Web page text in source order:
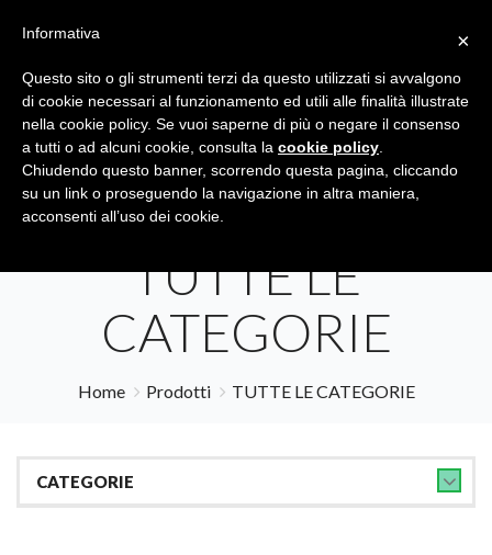
Tutte le categorie Cerca
TUTTE LE
CATEGORIE
Home Prodotti TUTTE LE CATEGORIE
CATEGORIE
×
Informativa
Questo sito o gli strumenti terzi da questo utilizzati si avvalgono
di cookie necessari al funzionamento ed utili alle finalità illustrate
nella cookie policy. Se vuoi saperne di più o negare il consenso
a tutti o ad alcuni cookie, consulta la cookie policy
Chiudendo questo banner, scorrendo questa pagina, cliccando
su un link o proseguendo la navigazione in altra maniera,
acconsenti all’uso dei cookie.